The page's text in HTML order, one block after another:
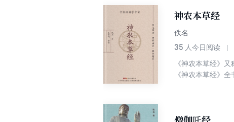
神农本草经
佚名
35 人今日阅读
《神农本草经》
《神农本草经》
僧伽吒经